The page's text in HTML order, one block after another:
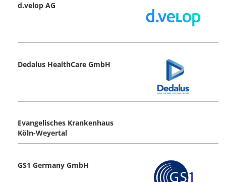
d.velop AG
Dedalus HealthCare GmbH
Evangelisches Krankenhaus
Köln-Weyertal
GS1 Germany GmbH